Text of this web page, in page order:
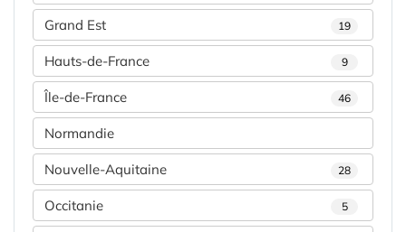
Grand Est 19
Hauts-de-France 9
Île-de-France 46
Normandie
Nouvelle-Aquitaine 28
Occitanie 5